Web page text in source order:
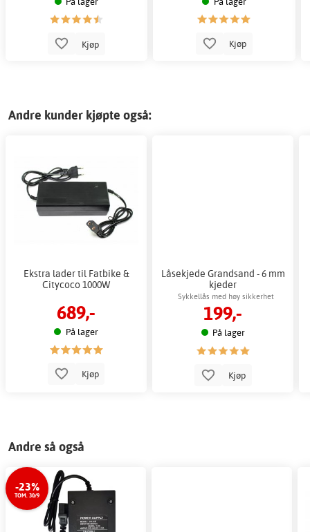
Kjøp Kjøp
Andre kunder kjøpte også:
Ekstra lader til Fatbike &
Citycoco 1000W
689,-
På lager
Kjøp
Låsekjede Grandsand - 6 mm
kjeder
Sykkellås med høy sikkerhet
199,-
På lager
Kjøp
Andre så også
-23%
TOM. 30/9